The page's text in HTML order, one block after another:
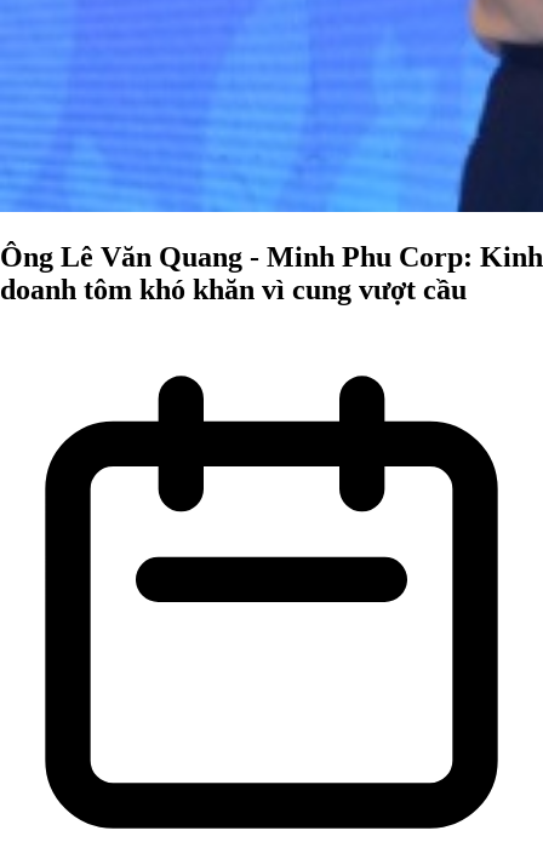
Ông Lê Văn Quang - Minh Phu Corp: Kinh
doanh tôm khó khăn vì cung vượt cầu